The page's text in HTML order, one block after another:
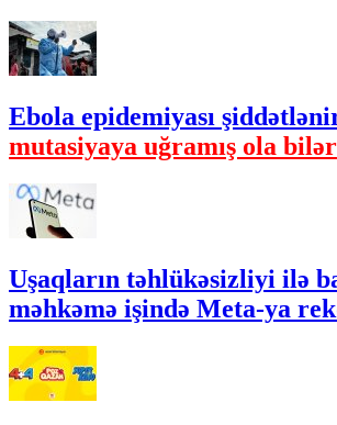
Ebola epidemiyası
mutasiyaya uğramış ola bilər
Uşaqların təhlükəsizliyi ilə
məhkəmə işində Meta-ya